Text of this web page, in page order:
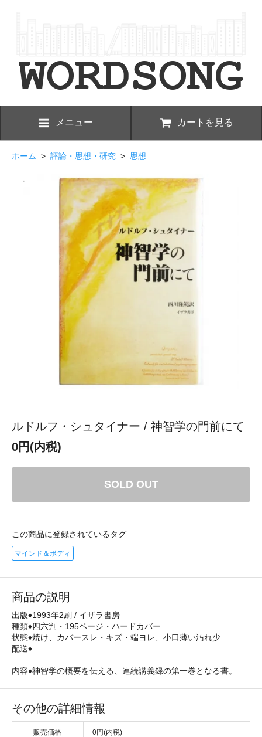
メニュー カートを見る
ホーム > 評論・思想・研究 > 思想
ルドルフ・シュタイナー / 神智学の門前にて
0円(内税)
SOLD OUT
この商品に登録されているタグ
マインド＆ボディ
商品の説明
出版♦1993年2刷 / イザラ書房
種類♦四六判・195ページ・ハードカバー
状態♦焼け、カバースレ・キズ・端ヨレ、小口薄い汚れ少
配送♦
内容♦神智学の概要を伝える、連続講義録の第一巻となる書。
その他の詳細情報
販売価格 0円(内税)